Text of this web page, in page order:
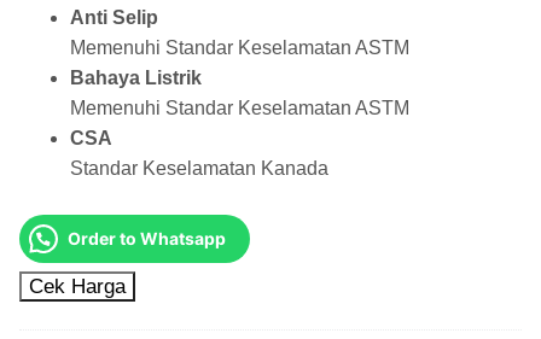
Anti Selip
Memenuhi Standar Keselamatan ASTM
Bahaya Listrik
Memenuhi Standar Keselamatan ASTM
CSA
Standar Keselamatan Kanada
Order to Whatsapp
Cek Harga